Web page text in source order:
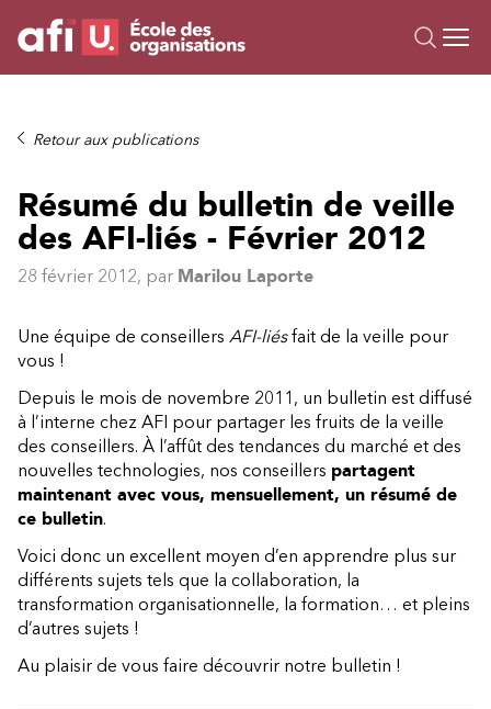
Formations
Sur mesure
À propos
Ressources
Retour aux publications
Résumé du bulletin de veille
des AFI-liés - Février 2012
28 février 2012, par Marilou Laporte
Une équipe de conseillers AFI-liésfait de la veille pour
vous !
Depuis le mois de novembre 2011, un bulletin est diffusé
à l’interne chez AFI pour partager les fruits de la veille
des conseillers. À l’affût des tendances du marché et des
nouvelles technologies, nos conseillers partagent
maintenant avec vous, mensuellement, un résumé de
ce bulletin.
Voici donc un excellent moyen d’en apprendre plus sur
différents sujets tels que la collaboration, la
transformation organisationnelle, la formation… et pleins
d’autres sujets !
Au plaisir de vous faire découvrir notre bulletin !